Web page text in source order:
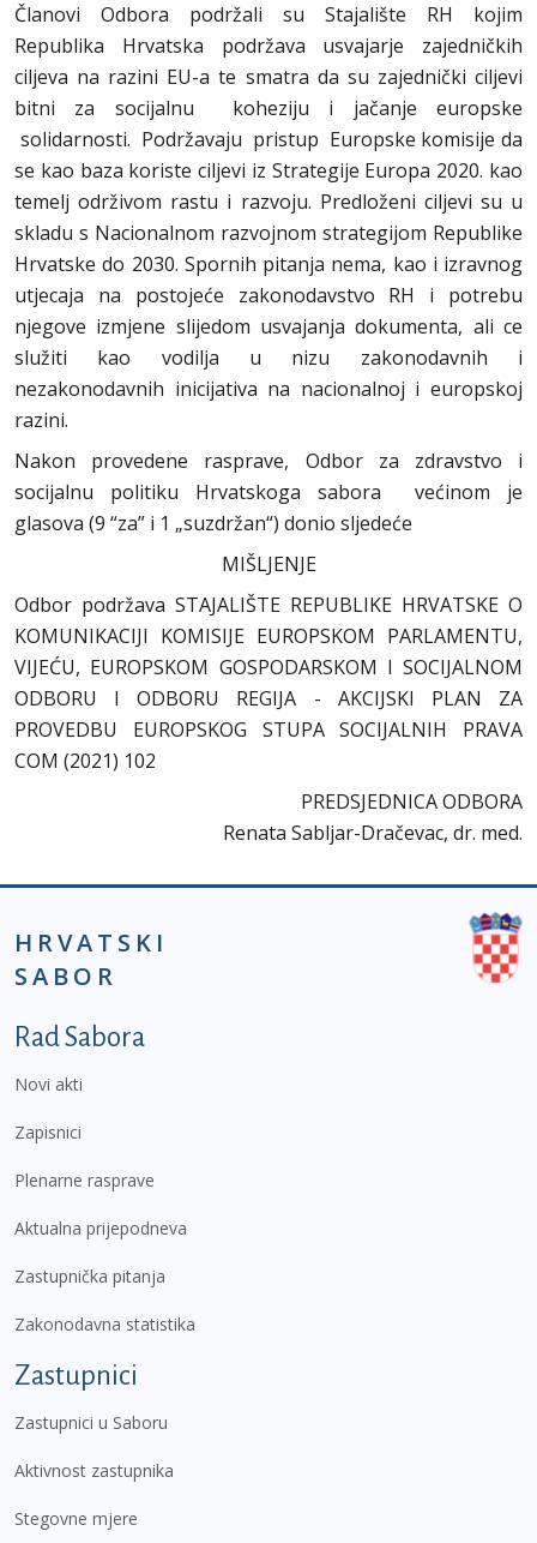
Članovi Odbora podržali su Stajalište RH kojim
Republika Hrvatska podržava usvajarje zajedničkih
ciljeva na razini EU-a te smatra da su zajednički ciljevi
bitni za socijalnu koheziju i jačanje europske
solidarnosti. Podržavaju pristup Europske komisije da
se kao baza koriste ciljevi iz Strategije Europa 2020. kao
temelj održivom rastu i razvoju. Predloženi ciljevi su u
skladu s Nacionalnom razvojnom strategijom Republike
Hrvatske do 2030. Spornih pitanja nema, kao i izravnog
utjecaja na postojeće zakonodavstvo RH i potrebu
njegove izmjene slijedom usvajanja dokumenta, ali ce
služiti kao vodilja u nizu zakonodavnih i
nezakonodavnih inicijativa na nacionalnoj i europskoj
razini.
Nakon provedene rasprave, Odbor za zdravstvo i
socijalnu politiku Hrvatskoga sabora većinom je
glasova (9 “za” i 1 „suzdržan“) donio sljedeće
MIŠLJENJE
Odbor podržava STAJALIŠTE REPUBLIKE HRVATSKE O
KOMUNIKACIJI KOMISIJE EUROPSKOM PARLAMENTU,
VIJEĆU, EUROPSKOM GOSPODARSKOM I SOCIJALNOM
ODBORU I ODBORU REGIJA - AKCIJSKI PLAN ZA
PROVEDBU EUROPSKOG STUPA SOCIJALNIH PRAVA
COM (2021) 102
PREDSJEDNICA ODBORA
Renata Sabljar-Dračevac, dr. med.
HRVATSKI
SABOR
Podnožje prvi izbornik
Rad Sabora
Novi akti
Zapisnici
Plenarne rasprave
Aktualna prijepodneva
Zastupnička pitanja
Zakonodavna statistika
Zastupnici
Zastupnici u Saboru
Aktivnost zastupnika
Stegovne mjere